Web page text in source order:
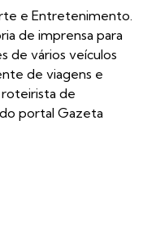
e Entretenimento.
de imprensa para
de vários veículos
de viagens e
de
portal Gazeta